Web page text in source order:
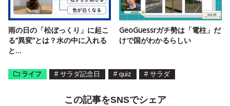
雨の日の「松ぼっくり」に起こ
る“異変“とは？水の中に入れる
と…
GeoGuessrガチ勢は「電柱」だ
けで国がわかるらしい
ライフ # サラダ記念日 # quiz # サラダ
この記事をSNSでシェア